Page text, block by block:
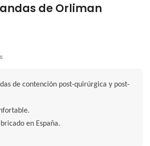
de Orliman
de contención post-quirúrgica y post-
en España.